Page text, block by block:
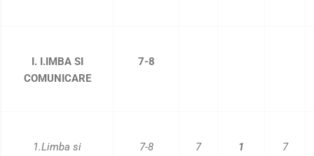
I. I.IMBA SI
COMUNICARE
7-8
1.Limba si
7-8 7 1 7